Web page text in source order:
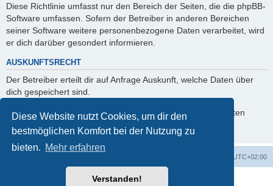
Diese Website nutzt Cookies, um dir den
bestmöglichen Komfort bei der Nutzung zu
bieten. Mehr erfahren
Verstanden!
Diese Richtlinie umfasst nur den Bereich der Seiten, die die phpBB-
Software umfassen. Sofern der Betreiber in anderen Bereichen
seiner Software weitere personenbezogene Daten verarbeitet, wird
er dich darüber gesondert informieren.
AUSKUNFTSRECHT
Der Betreiber erteilt dir auf Anfrage Auskunft, welche Daten über
dich gespeichert sind.
Du kannst jederzeit die Löschung bzw. Sperrung deiner Daten
verlangen. Kontaktiere hierzu bitte den Betreiber.
UTC+02:00
Powered byphpBB® Forum Software © phpBB Limited